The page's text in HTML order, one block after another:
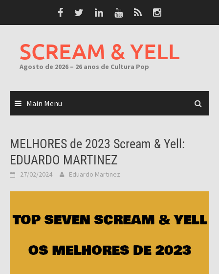
SCREAM & YELL
Agosto de 2026 – 26 anos de Cultura Pop
Main Menu
MELHORES de 2023 Scream & Yell:
EDUARDO MARTINEZ
27/02/2024 Eduardo Martinez